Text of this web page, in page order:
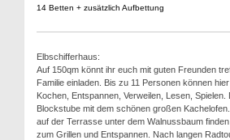
14 Betten + zusätzlich Aufbettung
Elbschifferhaus:
Auf 150qm könnt ihr euch mit guten Freunden
Familie einladen. Bis zu 11 Personen können
Kochen, Entspannen, Verweilen, Lesen, Spielen.
Blockstube mit dem schönen großen
auf der Terrasse unter dem Walnussbaum
zum Grillen und Entspannen. Nach langen